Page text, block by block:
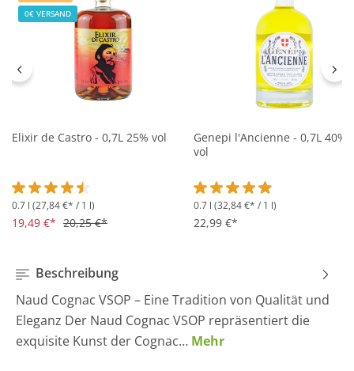
0€ VERSAND
Elixir de Castro - 0,7L 25% vol
Durchschnittliche Bewertung von 4.5 von 5 Sternen
0.7 l (27,84 €* / 1 l)
19,49 €* 20,25 €*
Genepi l'Ancienne - 0,7L 40%
vol
Durchschnittliche
0.7 l (32,84 €* / 1 l)
22,99 €*
Beschreibung
Naud Cognac VSOP – Eine Tradition von Qualität und
Eleganz Der Naud Cognac VSOP repräsentiert die
exquisite Kunst der Cognac… Mehr